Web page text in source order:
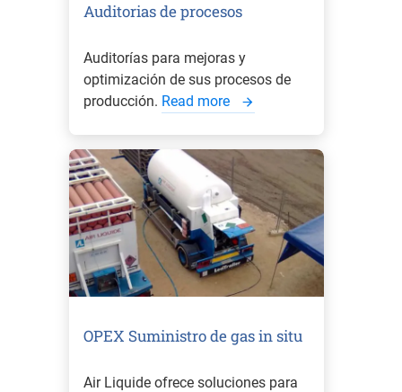
Auditorias de procesos
Auditorías para mejoras y
optimización de sus procesos de
producción. Read more
OPEX Suministro de gas in situ
Air Liquide ofrece soluciones para